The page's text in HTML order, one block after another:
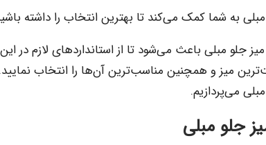
به شما کمک می‌کند تا بهترین انتخاب را داشته
جلو مبلی باعث می‌شود تا از استانداردهای لازم در
میز و همچنین مناسب‌ترین آن‌ها را انتخاب
می‌پردازیم.
جلو مبلی